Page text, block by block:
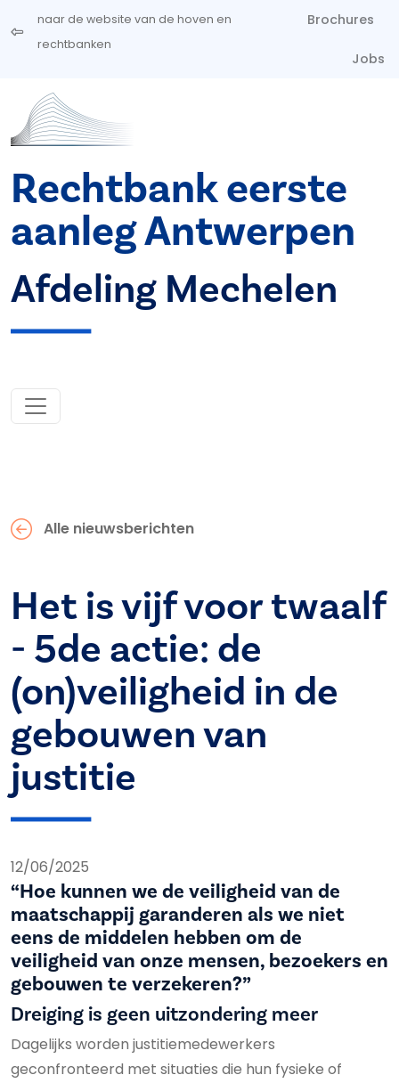
Overslaan en naar de inhoud gaan
naar de website van de hoven en
rechtbanken
Brochures
Jobs
Rechtbank eerste
aanleg Antwerpen
Afdeling Mechelen
Alle nieuwsberichten
Het is vijf voor twaalf
- 5de actie: de
(on)veiligheid in de
gebouwen van
justitie
12/06/2025
“Hoe kunnen we de veiligheid van de
maatschappij garanderen als we niet
eens de middelen hebben om de
veiligheid van onze mensen, bezoekers en
gebouwen te verzekeren?”
Dreiging is geen uitzondering meer
Dagelijks worden justitiemedewerkers
geconfronteerd met situaties die hun fysieke of